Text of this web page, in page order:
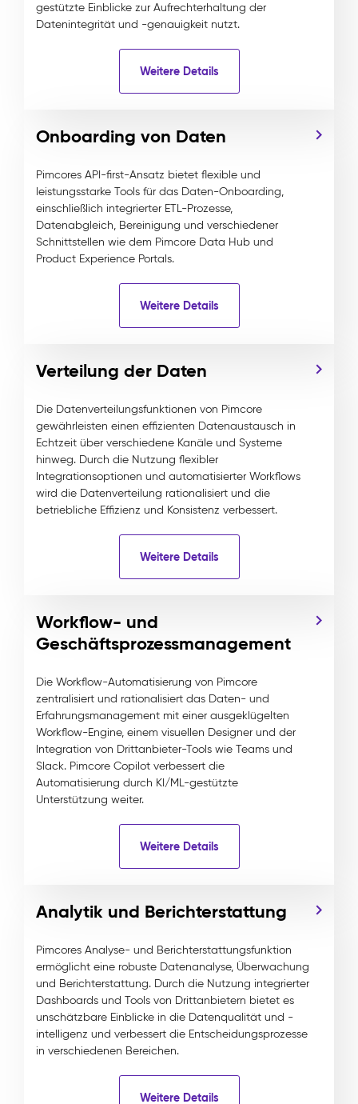
gestützte Einblicke zur Aufrechterhaltung der
Datenintegrität und -genauigkeit nutzt.
Weitere Details
Onboarding von Daten
Pimcores API-first-Ansatz bietet flexible und
leistungsstarke Tools für das Daten-Onboarding,
einschließlich integrierter ETL-Prozesse,
Datenabgleich, Bereinigung und verschiedener
Schnittstellen wie dem Pimcore Data Hub und
Product Experience Portals.
Weitere Details
Verteilung der Daten
Die Datenverteilungsfunktionen von Pimcore
gewährleisten einen effizienten Datenaustausch in
Echtzeit über verschiedene Kanäle und Systeme
hinweg. Durch die Nutzung flexibler
Integrationsoptionen und automatisierter Workflows
wird die Datenverteilung rationalisiert und die
betriebliche Effizienz und Konsistenz verbessert.
Weitere Details
Workflow- und
Geschäftsprozessmanagement
Die Workflow-Automatisierung von Pimcore
zentralisiert und rationalisiert das Daten- und
Erfahrungsmanagement mit einer ausgeklügelten
Workflow-Engine, einem visuellen Designer und der
Integration von Drittanbieter-Tools wie Teams und
Slack. Pimcore Copilot verbessert die
Automatisierung durch KI/ML-gestützte
Unterstützung weiter.
Weitere Details
Analytik und Berichterstattung
Pimcores Analyse- und Berichterstattungsfunktion
ermöglicht eine robuste Datenanalyse, Überwachung
und Berichterstattung. Durch die Nutzung integrierter
Dashboards und Tools von Drittanbietern bietet es
unschätzbare Einblicke in die Datenqualität und -
intelligenz und verbessert die Entscheidungsprozesse
in verschiedenen Bereichen.
Weitere Details